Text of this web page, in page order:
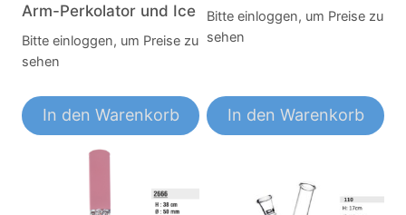
Arm-Perkolator und Ice
Bitte einloggen, um Preise zu
sehen
In den Warenkorb
Bitte einloggen, um Preise zu
sehen
In den Warenkorb